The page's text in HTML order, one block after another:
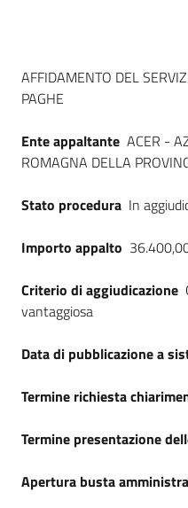
Piattaforme
telematiche
site
Seguici
su
Dati del bando
AFFIDAMENTO DEL
PAGHE
Ente appaltante ACER -
ROMAGNA DELLA
Stato procedura In
Importo appalto
Criterio di aggiudicazione
vantaggiosa
Data di pubblicazione a
Termine richiesta
Termine presentazione
Apertura busta